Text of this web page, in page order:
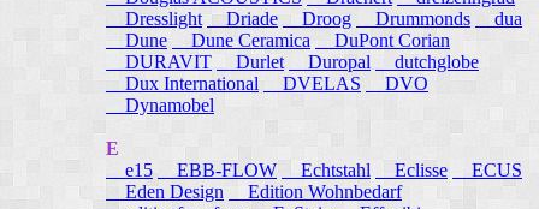
Dresslight Driade Droog Drummonds
dua
Dune
Dune Ceramica
DuPont Corian
DURAVIT
Durlet Duropal
dutchglobe
Dux International
DVELAS
DVO
Dynamobel
E
e15 EBB-FLOW Echtstahl Eclisse
ECUS
Eden Design
Edition Wohnbedarf